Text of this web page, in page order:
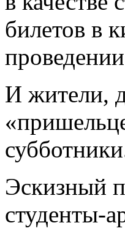
билетов в
И жители,
Эскизный
студенты-